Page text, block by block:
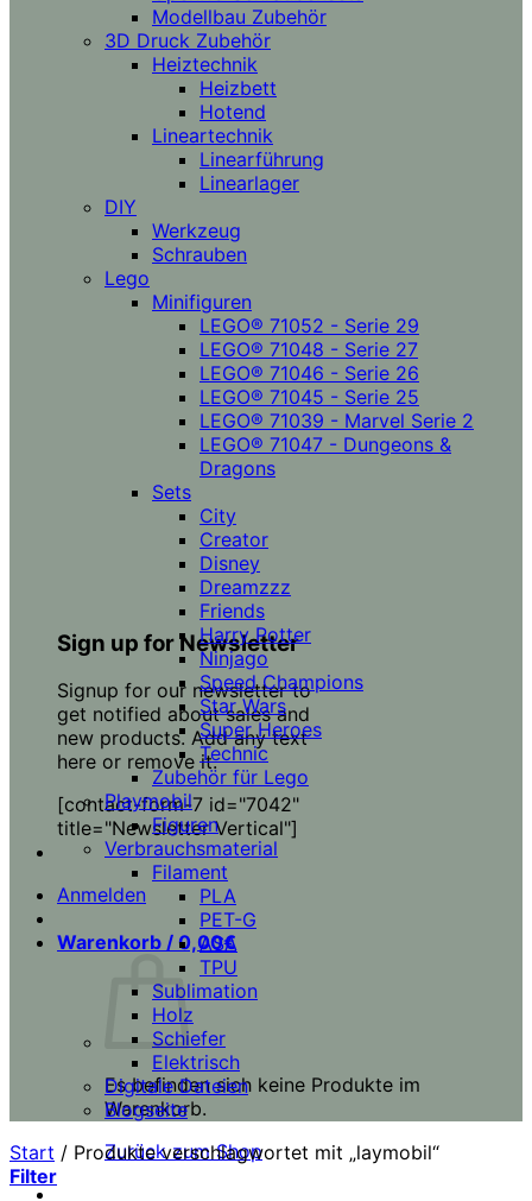
Sign up for Newsletter
Signup for our newsletter to
get notified about sales and
new products. Add any text
here or remove it.
[contact-form-7 id="7042"
title="Newsletter Vertical"]
Anmelden
Warenkorb / 0,00€
Es befinden sich keine Produkte im
Warenkorb.
Zurück zum Shop
Modellbau Zubehör
3D Druck Zubehör
Heiztechnik
Heizbett
Hotend
Lineartechnik
Linearführung
Linearlager
DIY
Werkzeug
Schrauben
Lego
Minifiguren
LEGO® 71052 - Serie 29
LEGO® 71048 - Serie 27
LEGO® 71046 - Serie 26
LEGO® 71045 - Serie 25
LEGO® 71039 - Marvel Serie 2
LEGO® 71047 - Dungeons &
Dragons
Sets
City
Creator
Disney
Dreamzzz
Friends
Harry Potter
Ninjago
Speed Champions
Star Wars
Super Heroes
Technic
Zubehör für Lego
Playmobil
Figuren
Verbrauchsmaterial
Filament
PLA
PET-G
ASA
TPU
Sublimation
Holz
Schiefer
Elektrisch
Digitale Dateien
Blogseite
Start / Produkte verschlagwortet mit „laymobil“
Filter